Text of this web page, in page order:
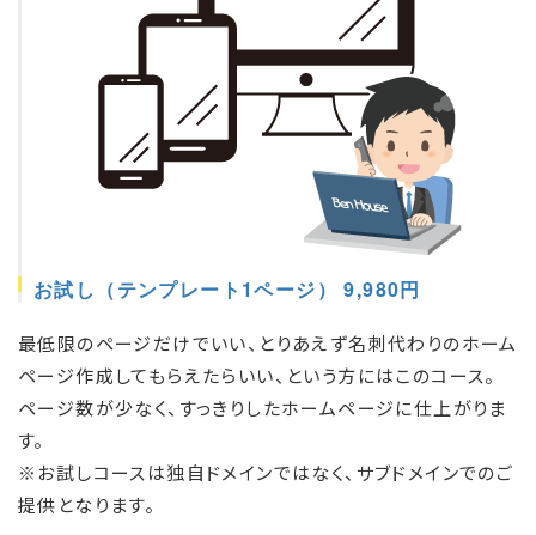
お試し（テンプレート1ページ） 9,980円
最低限のページだけでいい、とりあえず名刺代わりのホーム
ページ作成してもらえたらいい、という方にはこのコース。
ページ数が少なく、すっきりしたホームページに仕上がりま
す。
※お試しコースは独自ドメインではなく、サブドメインでのご
提供となります。